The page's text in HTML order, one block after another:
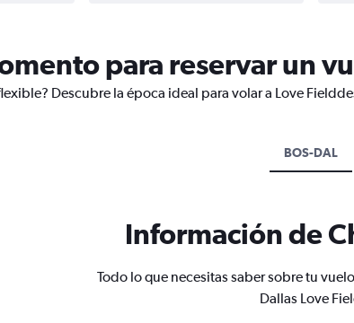
para reservar un
Descubre la época ideal para volar a Love
BOS-DAL
Información de
Todo lo que necesitas saber sobre tu
Dallas Love